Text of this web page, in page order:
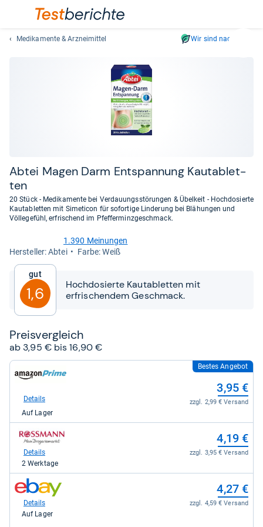
sich
Medikamente & Arzneimittel Wir sind nachhaltig
Abtei Magen Darm Ent­span­nung Kau­ta­blet­
ten
20 Stück - Medikamente bei Verdauungsstörungen & Übelkeit - Hochdosierte
Kautabletten mit Simeticon für sofortige Linderung bei Blähungen und
Völlegefühl, erfrischend im Pfefferminzgeschmack.
von
Sternen
1.390 Meinungen
Her­stel­ler: Abtei
Farbe: Weiß
Gut
1,6
Hochdosierte Kautabletten mit
erfrischendem Geschmack.
Preis­ver­gleich
ab 3,95 € bis 16,90 €
Shop:
Amazon.de
3,95
kaufen.
Bestes Angebot
3,95 €
zzgl. 2,99 € Versand
Details
Auf Lager
zum
Shop:
rossmann
4,19
kaufen.
4,19 €
zzgl. 3,95 € Versand
Details
2 Werktage
zum
Shop:
eBay
4,27 €
zzgl. 4,59 € Versand
Details
Auf Lager